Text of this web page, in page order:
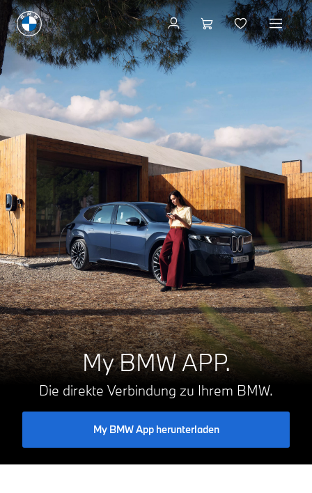
My BMW APP.
Die direkte Verbindung zu Ihrem BMW.
My BMW App herunterladen